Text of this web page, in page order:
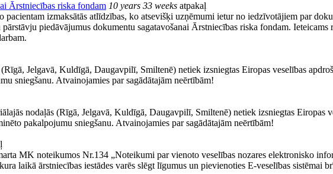
Ārstniecības riska fondam 10 years 33 weeks atpakaļ
izmaksātās atlīdzības, ko atsevišķi uzņēmumi ietur no iedzīvotājiem par
piedāvājumus dokumentu sagatavošanai Ārstniecības riska fondam. Ieteicams
Jelgavā, Kuldīgā, Daugavpilī, Smiltenē) netiek izsniegtas Eiropas veselības
sniegšanu. Atvainojamies par sagādātajām neērtībām!
nodaļās (Rīgā, Jelgavā, Kuldīgā, Daugavpilī, Smiltenē) netiek izsniegtas Eiropas
pakalpojumu sniegšanu. Atvainojamies par sagādātajām neērtībām!
MK noteikumos Nr.134 „Noteikumi par vienoto veselības nozares elektronisko
laikā ārstniecības iestādes varēs slēgt līgumus un pievienoties E-veselības sistēmai